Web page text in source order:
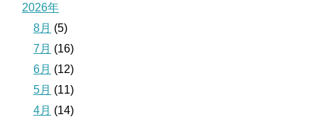
2026年
8月 (5)
7月 (16)
6月 (12)
5月 (11)
4月 (14)